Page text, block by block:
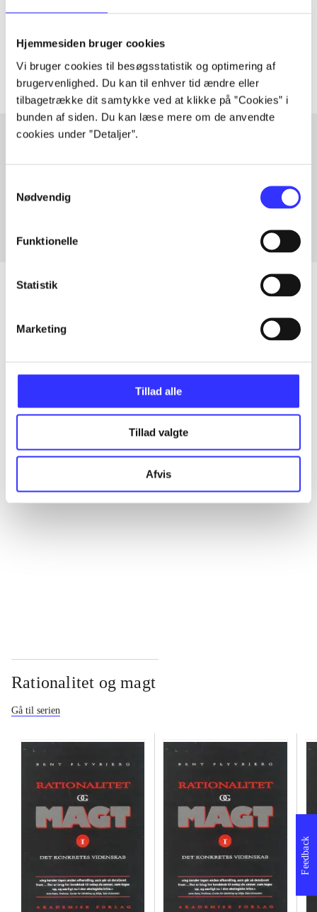
Hjemmesiden bruger cookies
Vi bruger cookies til besøgsstatistik og optimering af
brugervenlighed. Du kan til enhver tid ændre eller
tilbagetrække dit samtykke ved at klikke på ”Cookies” i
bunden af siden. Du kan læse mere om de anvendte
cookies under ”Detaljer”.
Nødvendig
Funktionelle
Statistik
Marketing
Tillad alle
Tillad valgte
Afvis
Artiklerne i handler ofte om
Fra
Artikler
Rationalitet og magt
Gå til serien
Feedback